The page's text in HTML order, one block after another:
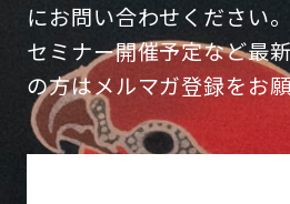
にお問い合わせください。
セミナー開催予定など最
の方はメルマガ登録をお